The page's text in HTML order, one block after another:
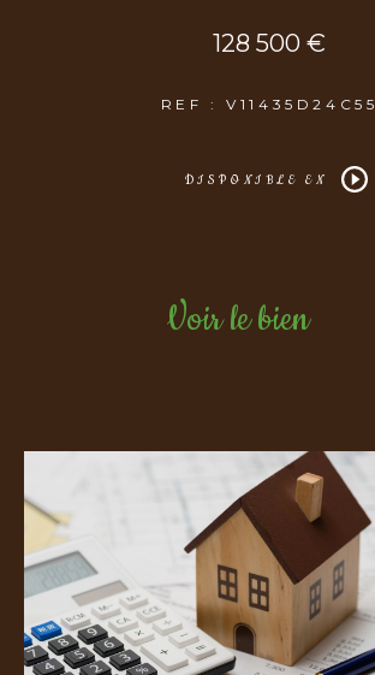
128 500 €
REF : V11435D24C55
DISPONIBLE EN
Voir le bien